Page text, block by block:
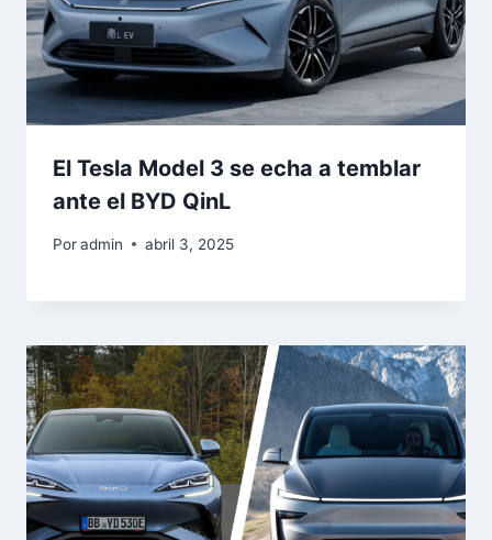
El Tesla Model 3 se echa a temblar
ante el BYD QinL
Poradmin abril 3, 2025